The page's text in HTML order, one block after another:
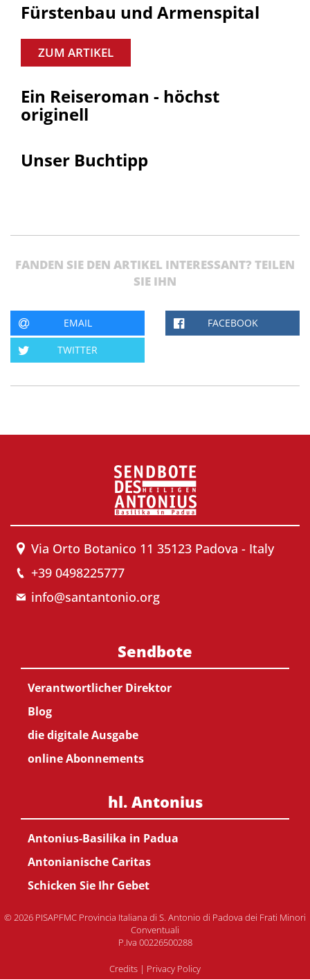
Fürstenbau und Armenspital
ZUM ARTIKEL
Ein Reiseroman - höchst
originell
Unser Buchtipp
FANDEN SIE DEN ARTIKEL INTERESSANT? TEILEN
SIE IHN
EMAIL FACEBOOK
TWITTER
Via Orto Botanico 11 35123 Padova - Italy
+39 0498225777
info@santantonio.org
Sendbote
Verantwortlicher Direktor
Blog
die digitale Ausgabe
online Abonnements
hl. Antonius
Antonius-Basilika in Padua
Antonianische Caritas
Schicken Sie Ihr Gebet
© 2026 PISAPFMC Provincia Italiana di S. Antonio di Padova dei Frati Minori
Conventuali
P.Iva 00226500288
Credits | Privacy Policy